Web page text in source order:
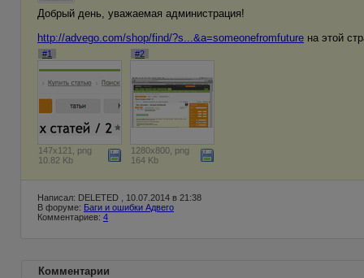
Добрый день, уважаемая администрация!
http://advego.com/shop/find/?s...&a=someonefromfuture на этой
#1
147x121, png
10.82 Kb
#2
1280x800, png
164 Kb
Написал: DELETED , 10.07.2014 в 21:38
В форуме: Баги и ошибки Адвего
Комментариев: 4
Комментарии